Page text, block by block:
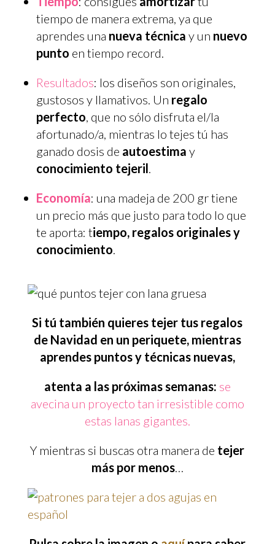
tiempo de manera extrema, ya que
aprendes una nueva técnica y un nuevo
punto en tiempo record.
Resultados: los diseños son originales,
gustosos y llamativos. Un regalo
perfecto, que no sólo disfruta el/la
afortunado/a, mientras lo tejes tú has
ganado dosis de autoestima y
conocimiento tejeril.
Economía: una madeja de 200 gr tiene
un precio más que justo para todo lo que
te aporta: tiempo, regalos originales y
conocimiento.
Si tú también quieres tejer tus regalos
de Navidad en un periquete, mientras
aprendes puntos y técnicas nuevas,
atenta a las próximas semanas: se
avecina un proyecto tan irresistible como
estas lanas gigantes.
Y mientras si buscas otra manera de tejer
más por menos…